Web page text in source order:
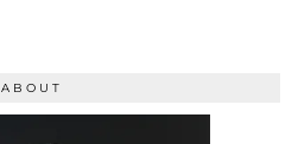
ABOUT